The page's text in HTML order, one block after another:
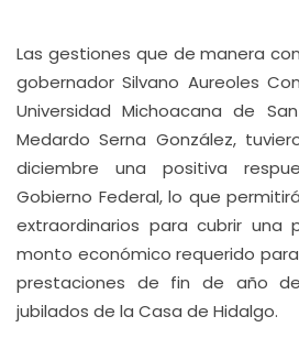
Las gestiones que de manera
gobernador Silvano Aureoles
Universidad Michoacana de
Medardo Serna González,
diciembre una positiva
Gobierno Federal, lo que
extraordinarios para cubrir una
monto económico requerido
prestaciones de fin de año
jubilados de la Casa de Hidalgo.